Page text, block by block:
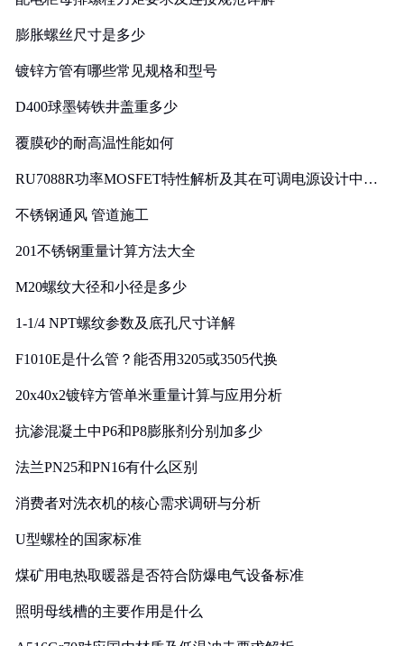
膨胀螺丝尺寸是多少
镀锌方管有哪些常见规格和型号
D400球墨铸铁井盖重多少
覆膜砂的耐高温性能如何
RU7088R功率MOSFET特性解析及其在可调电源设计中的
不锈钢通风 管道施工
201不锈钢重量计算方法大全
M20螺纹大径和小径是多少
1-1/4 NPT螺纹参数及底孔尺寸详解
F1010E是什么管？能否用3205或3505代换
20x40x2镀锌方管单米重量计算与应用分析
抗渗混凝土中P6和P8膨胀剂分别加多少
法兰PN25和PN16有什么区别
消费者对洗衣机的核心需求调研与分析
U型螺栓的国家标准
煤矿用电热取暖器是否符合防爆电气设备标准
照明母线槽的主要作用是什么